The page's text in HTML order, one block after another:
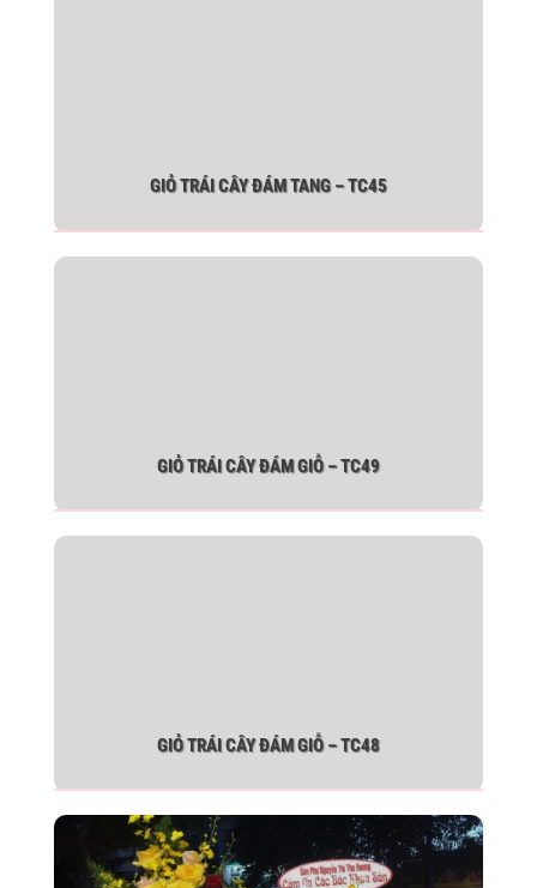
GIỎ TRÁI CÂY ĐÁM TANG – TC45
GIỎ TRÁI CÂY ĐÁM GIỖ – TC49
GIỎ TRÁI CÂY ĐÁM GIỖ – TC48